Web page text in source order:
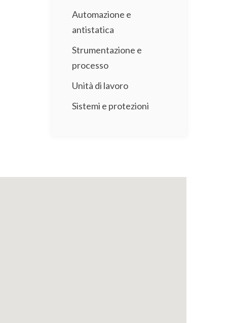
Automazione e
antistatica
Strumentazione e
processo
Unità di lavoro
Sistemi e protezioni